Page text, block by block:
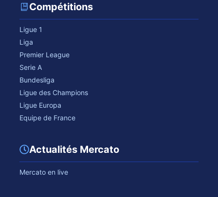
Compétitions
Ligue 1
Liga
Premier League
Serie A
Bundesliga
Ligue des Champions
Ligue Europa
Equipe de France
Actualités Mercato
Mercato en live